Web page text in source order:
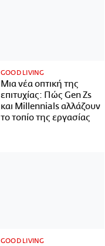
GOOD LIVING
Μια νέα οπτική της
επιτυχίας: Πώς Gen Zs
και Millennials αλλάζουν
το τοπίο της εργασίας
GOOD LIVING